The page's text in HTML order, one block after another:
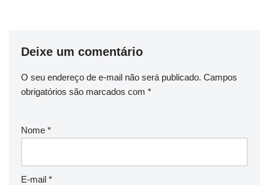
Deixe um comentário
O seu endereço de e-mail não será publicado. Campos
obrigatórios são marcados com *
Nome *
E-mail *